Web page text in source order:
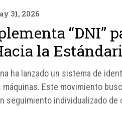
31, 2026
“DNI”
la
ha lanzado un sistema de
máquinas. Este movimiento
seguimiento individualizado